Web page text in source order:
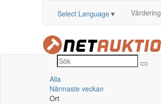
Select Language▼ Värdering
Alla
Närmaste veckan
Ort